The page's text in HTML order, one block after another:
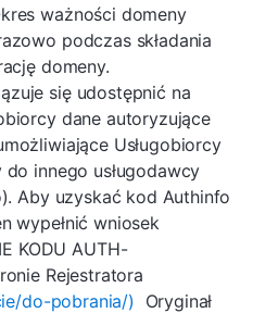
ważności domeny
podczas składania
domeny.
się udostępnić na
dane autoryzujące
Usługobiorcy
innego usługodawcy
Aby uzyskać kod Authinfo
wypełnić wniosek
KODU AUTH-
Rejestratora
do-pobrania/) Oryginał